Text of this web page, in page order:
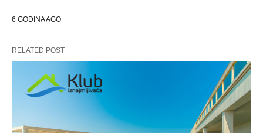
6 GODINA AGO
RELATED POST